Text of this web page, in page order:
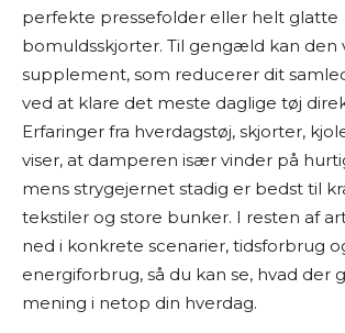
perfekte pressefolder eller helt glatte
bomuldsskjorter. Til gengæld kan
supplement, som reducerer dit
ved at klare det meste daglige tøj
Erfaringer fra hverdagstøj, skjorter,
viser, at damperen især vinder på
mens strygejernet stadig er bedst til
tekstiler og store bunker. I resten af
ned i konkrete scenarier, tidsforbrug
energiforbrug, så du kan se, hvad der
mening i netop din hverdag.